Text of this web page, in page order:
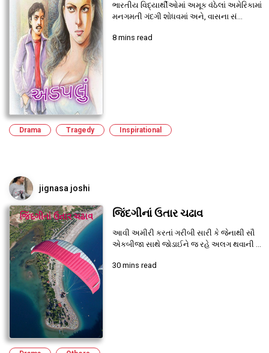
ભારતીય વિદ્યાર્થીઓમાં અમૂક વંઠેલાં અમેરિકામાં
મનગમતી ગંદગી શોધવમાં અને, વાસના સં...
8 mins read
Drama Tragedy Inspirational
jignasa joshi
જિંદગીનાં ઉતાર ચઢાવ
આવી અમીરી કરતાં ગરીબી સારી કે જેનાથી સૌ
એકબીજા સાથે જોડાઈને જ રહે અલગ થવાની ...
30 mins read